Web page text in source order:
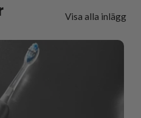
Visa alla inlägg